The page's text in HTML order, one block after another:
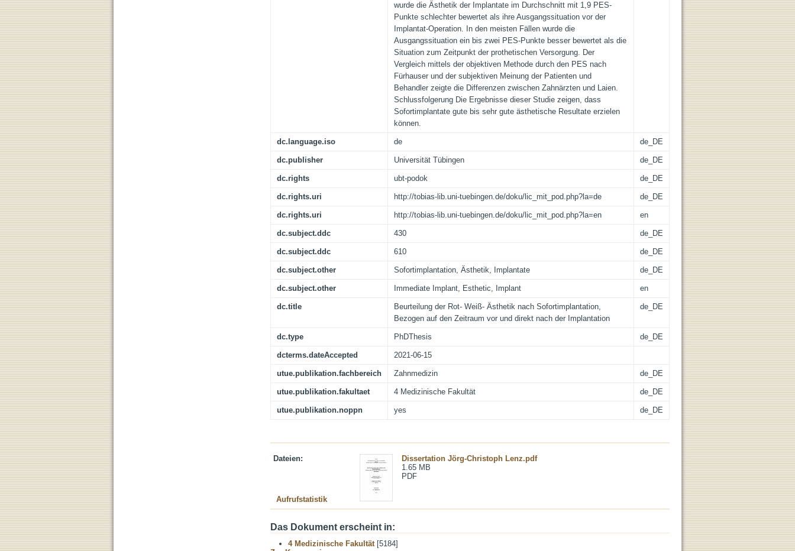
wurde die Ästhetik der Implantate im Durchschnitt mit 1,9 PES-
Punkte schlechter bewertet als ihre Ausgangssituation vor der
Implantat-Operation. In den meisten Fällen wurde die
Ausgangssituation ein bis zwei PES-Punkte besser bewertet als die
Situation zum Zeitpunkt der prothetischen Versorgung. Der
Vergleich mittels der objektiven Methode durch den PES nach
Fürhauser und der subjektiven Meinung der Patienten und
Behandler zeigte die Differenzen zwischen Zahnärzten und Laien.
Schlussfolgerung Die Ergebnisse dieser Studie zeigen, dass
Sofortimplantate gute bis sehr gute ästhetische Resultate erzielen
können.
dc.language.iso de de_DE
dc.publisher Universität Tübingen de_DE
dc.rights ubt-podok de_DE
dc.rights.uri http://tobias-lib.uni-tuebingen.de/doku/lic_mit_pod.php?la=de de_DE
dc.rights.uri http://tobias-lib.uni-tuebingen.de/doku/lic_mit_pod.php?la=en en
dc.subject.ddc 430 de_DE
dc.subject.ddc 610 de_DE
dc.subject.other Sofortimplantation, Ästhetik, Implantate de_DE
dc.subject.other Immediate Implant, Esthetic, Implant en
dc.title
Beurteilung der Rot- Weiß- Ästhetik nach Sofortimplantation,
Bezogen auf den Zeitraum vor und direkt nach der Implantation
de_DE
dc.type PhDThesis de_DE
dcterms.dateAccepted 2021-06-15
utue.publikation.fachbereich Zahnmedizin de_DE
utue.publikation.fakultaet 4 Medizinische Fakultät de_DE
utue.publikation.noppn yes de_DE
Dateien:
Dissertation Jörg-Christoph Lenz.pdf
1.65 MB
PDF
Aufrufstatistik
Das Dokument erscheint in:
4 Medizinische Fakultät[5184]